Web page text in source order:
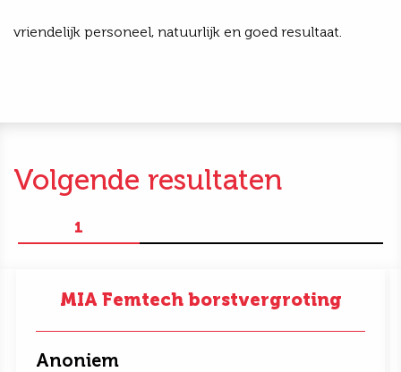
vriendelijk personeel, natuurlijk en goed resultaat.
Volgende resultaten
1
MIA Femtech borstvergroting
Anoniem